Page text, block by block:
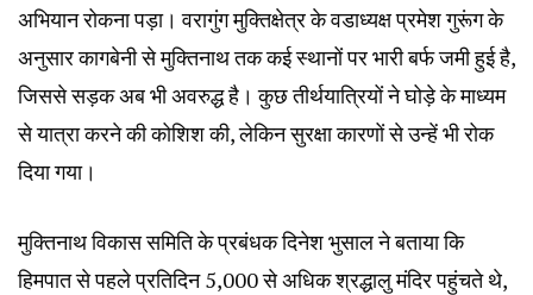
अभियान रोकना पड़ा। वरागुंग मुक्तिक्षेत्र के वडाध्यक्ष प्रमेश गुरूंग के
अनुसार कागबेनी से मुक्तिनाथ तक कई स्थानों पर भारी बर्फ जमी हुई है,
जिससे सड़क अब भी अवरुद्ध है। कुछ तीर्थयात्रियों ने घोड़े के माध्यम
से यात्रा करने की कोशिश की, लेकिन सुरक्षा कारणों से उन्हें भी रोक
दिया गया।
मुक्तिनाथ विकास समिति के प्रबंधक दिनेश भुसाल ने बताया कि
हिमपात से पहले प्रतिदिन 5,000 से अधिक श्रद्धालु मंदिर पहुंचते थे,